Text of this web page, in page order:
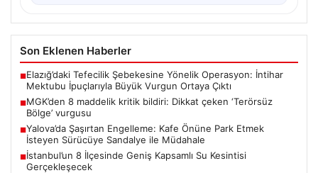
Son Eklenen Haberler
■Elazığ’daki Tefecilik Şebekesine Yönelik Operasyon: İntihar
Mektubu İpuçlarıyla Büyük Vurgun Ortaya Çıktı
■MGK’den 8 maddelik kritik bildiri: Dikkat çeken ‘Terörsüz
Bölge’ vurgusu
■Yalova’da Şaşırtan Engelleme: Kafe Önüne Park Etmek
İsteyen Sürücüye Sandalye ile Müdahale
■İstanbul’un 8 İlçesinde Geniş Kapsamlı Su Kesintisi
Gerçekleşecek